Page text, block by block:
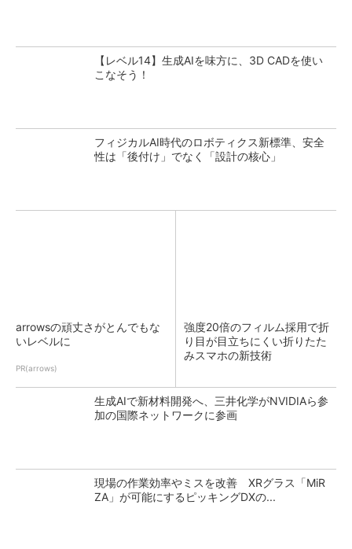
【レベル14】生成AIを味方に、3D CADを使い
こなそう！
フィジカルAI時代のロボティクス新標準、安全
性は「後付け」でなく「設計の核心」
arrowsの頑丈さがとんでもな
いレベルに
PR(arrows)
強度20倍のフィルム採用で折
り目が目立ちにくい折りたた
みスマホの新技術
生成AIで新材料開発へ、三井化学がNVIDIAら参
加の国際ネットワークに参画
現場の作業効率やミスを改善 XRグラス「MiR
ZA」が可能にするピッキングDXの...